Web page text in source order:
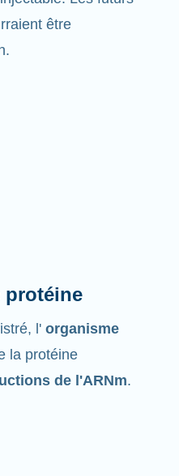
l'organisme
la protéine
de l'ARNm